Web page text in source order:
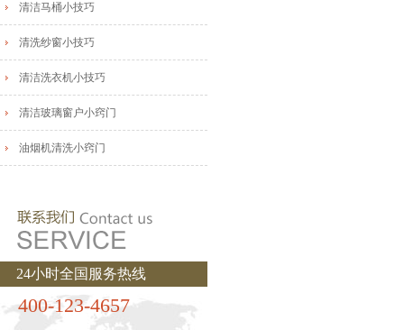
清洁马桶小技巧
清洗纱窗小技巧
清洁洗衣机小技巧
清洁玻璃窗户小窍门
油烟机清洗小窍门
24小时全国服务热线
400-123-4657